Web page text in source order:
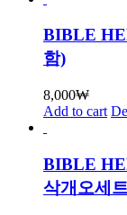
BIBLE
함)
8,000₩
Add to cart
BIBLE
삭개오세